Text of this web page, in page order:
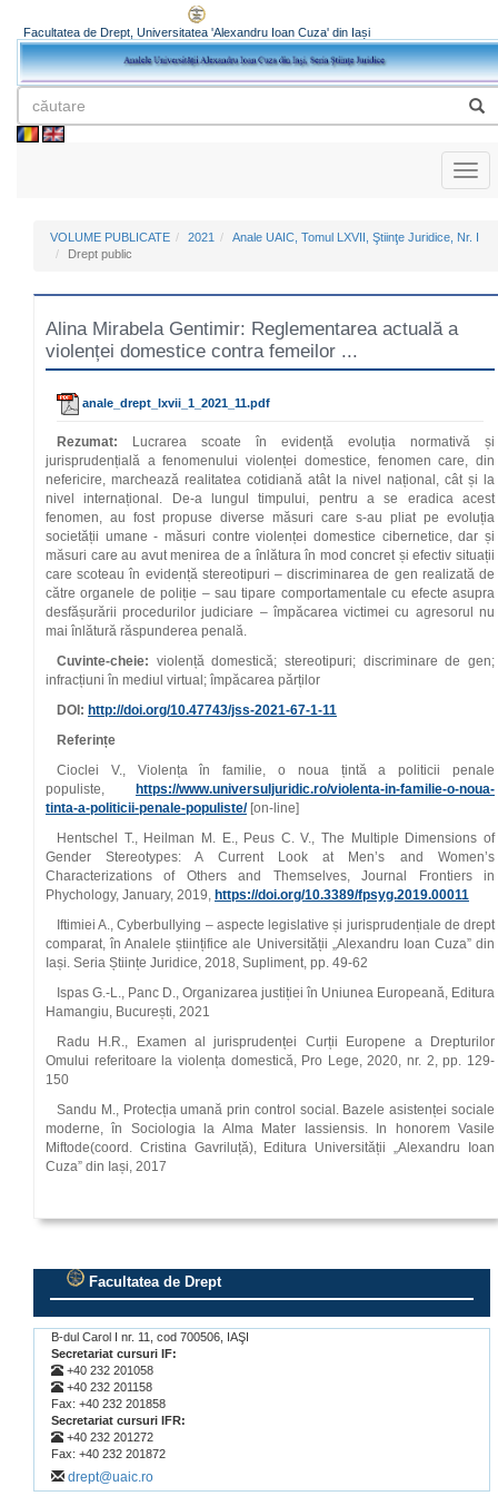
Facultatea de Drept, Universitatea 'Alexandru Ioan Cuza' din Iași
VOLUME PUBLICATE 2021
Anale UAIC, Tomul LXVII, Ştiinţe Juridice, Nr. I
Drept public
Alina Mirabela Gentimir: Reglementarea actuală a
violenței domestice contra femeilor ...
anale_drept_lxvii_1_2021_11.pdf
Rezumat: Lucrarea scoate în evidență evoluția normativă și
jurisprudențială a fenomenului violenței domestice, fenomen care, din
nefericire, marchează realitatea cotidiană atât la nivel național, cât și la
nivel internațional. De-a lungul timpului, pentru a se eradica acest
fenomen, au fost propuse diverse măsuri care s-au pliat pe evoluția
societății umane - măsuri contre violenței domestice cibernetice, dar și
măsuri care au avut menirea de a înlătura în mod concret și efectiv situații
care scoteau în evidență stereotipuri – discriminarea de gen realizată de
către organele de poliție – sau tipare comportamentale cu efecte asupra
desfășurării procedurilor judiciare – împăcarea victimei cu agresorul nu
mai înlătură răspunderea penală.
Cuvinte-cheie: violență domestică; stereotipuri; discriminare de gen;
infracțiuni în mediul virtual; împăcarea părților
DOI: http://doi.org/10.47743/jss-2021-67-1-11
Referințe
Cioclei V., Violența în familie, o noua țintă a politicii penale
populiste,
https://www.universuljuridic.ro/violenta-in-familie-o-noua-
tinta-a-politicii-penale-populiste/[on-line]
Hentschel T., Heilman M. E., Peus C. V., The Multiple Dimensions of
Gender Stereotypes: A Current Look at Men’s and Women’s
Characterizations of Others and Themselves, Journal Frontiers in
Phychology, January, 2019, https://doi.org/10.3389/fpsyg.2019.00011
Iftimiei A., Cyberbullying – aspecte legislative și jurisprudențiale de drept
comparat, în Analele științifice ale Universității „Alexandru Ioan Cuza” din
Iași. Seria Științe Juridice, 2018, Supliment, pp. 49-62
Ispas G.-L., Panc D., Organizarea justiției în Uniunea Europeană, Editura
Hamangiu, București, 2021
Radu H.R., Examen al jurisprudenței Curții Europene a Drepturilor
Omului referitoare la violența domestică, Pro Lege, 2020, nr. 2, pp. 129-
150
Sandu M., Protecția umană prin control social. Bazele asistenței sociale
moderne, în Sociologia la Alma Mater Iassiensis. In honorem Vasile
Miftode(coord. Cristina Gavriluță), Editura Universității „Alexandru Ioan
Cuza” din Iași, 2017
Facultatea de Drept
B-dul Carol I nr. 11, cod 700506, IAŞI
Secretariat cursuri IF:
+40 232 201058
+40 232 201158
Fax: +40 232 201858
Secretariat cursuri IFR:
+40 232 201272
Fax: +40 232 201872
drept@uaic.ro